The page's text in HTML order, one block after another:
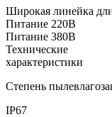
Широкая линейка
Питание 220В
Питание 380В
Технические
характеристики
Степень
IP67